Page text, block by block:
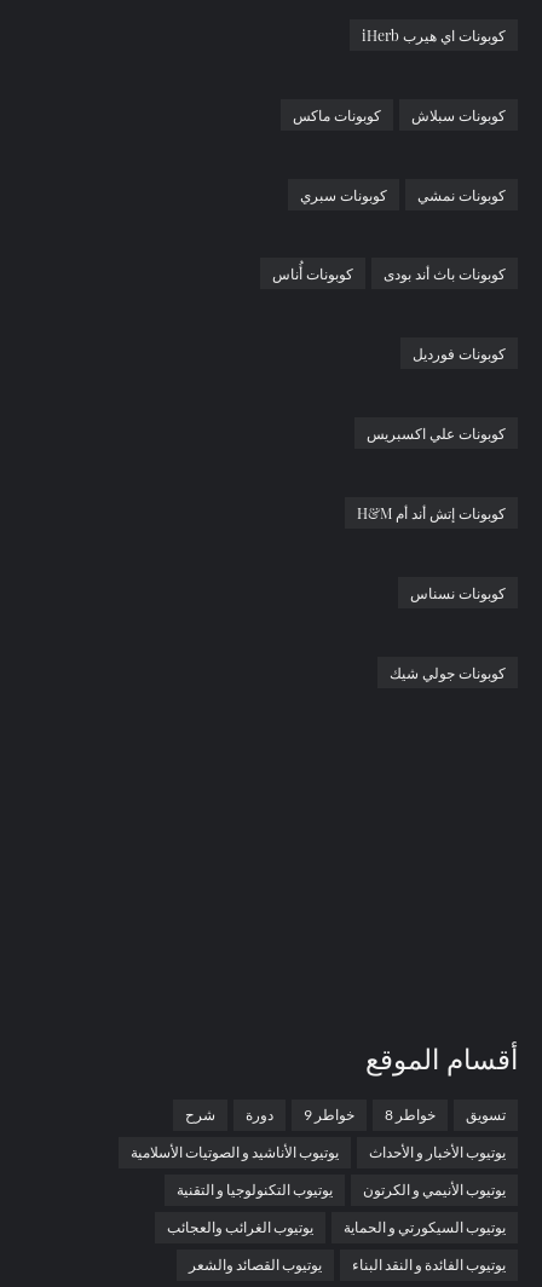
كوبونات اي هيرب iHerb
كوبونات سبلاش كوبونات ماكس
كوبونات نمشي كوبونات سبري
كوبونات باث أند بودى كوبونات أُناس
كوبونات فورديل
كوبونات علي اكسبريس
كوبونات إتش أند أم H&M
كوبونات نسناس
كوبونات جولي شيك
أقسام الموقع
تسويق خواطر 8 خواطر 9 دورة شرح
يوتيوب الأخبار و الأحداث يوتيوب الأناشيد و الصوتيات الأسلامية
يوتيوب الأنيمي و الكرتون يوتيوب التكنولوجيا و التقنية
يوتيوب السيكورتي و الحماية يوتيوب الغرائب والعجائب
يوتيوب الفائدة و النقد البناء يوتيوب القصائد والشعر